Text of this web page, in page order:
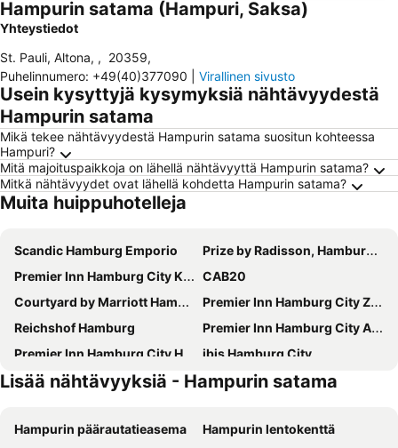
Hampurin satama (Hampuri, Saksa)
Yhteystiedot
St. Pauli, Altona, , 20359,
Puhelinnumero: +49(40)377090 Virallinen sivusto
Usein kysyttyjä kysymyksiä nähtävyydestä
Hampurin satama
Mikä tekee nähtävyydestä Hampurin satama suositun kohteessa
Hampuri?
Mitä majoituspaikkoja on lähellä nähtävyyttä Hampurin satama?
Mitkä nähtävyydet ovat lähellä kohdetta Hampurin satama?
Muita huippuhotelleja
Scandic Hamburg Emporio
Prize by Radisson, Hamburg-City
Premier Inn Hamburg City Klostertor
CAB20
Courtyard by Marriott Hamburg City
Premier Inn Hamburg City Zentrum
Reichshof Hamburg
Premier Inn Hamburg City Alster
Premier Inn Hamburg City Hammerbrook
ibis Hamburg City
Hampton by Hilton Hamburg City Centre
Novotel Hamburg City Alster
Innside by Meliá Hamburg Hafen
The Scotty Hotel Hamburg
Lisää nähtävyyksiä - Hampurin satama
Hampurin päärautatieasema
Hampurin lentokenttä